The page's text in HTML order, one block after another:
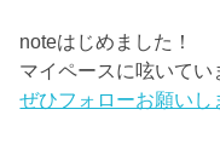
noteはじめました！
マイペースに呟いてい
ぜひフォローお願いし